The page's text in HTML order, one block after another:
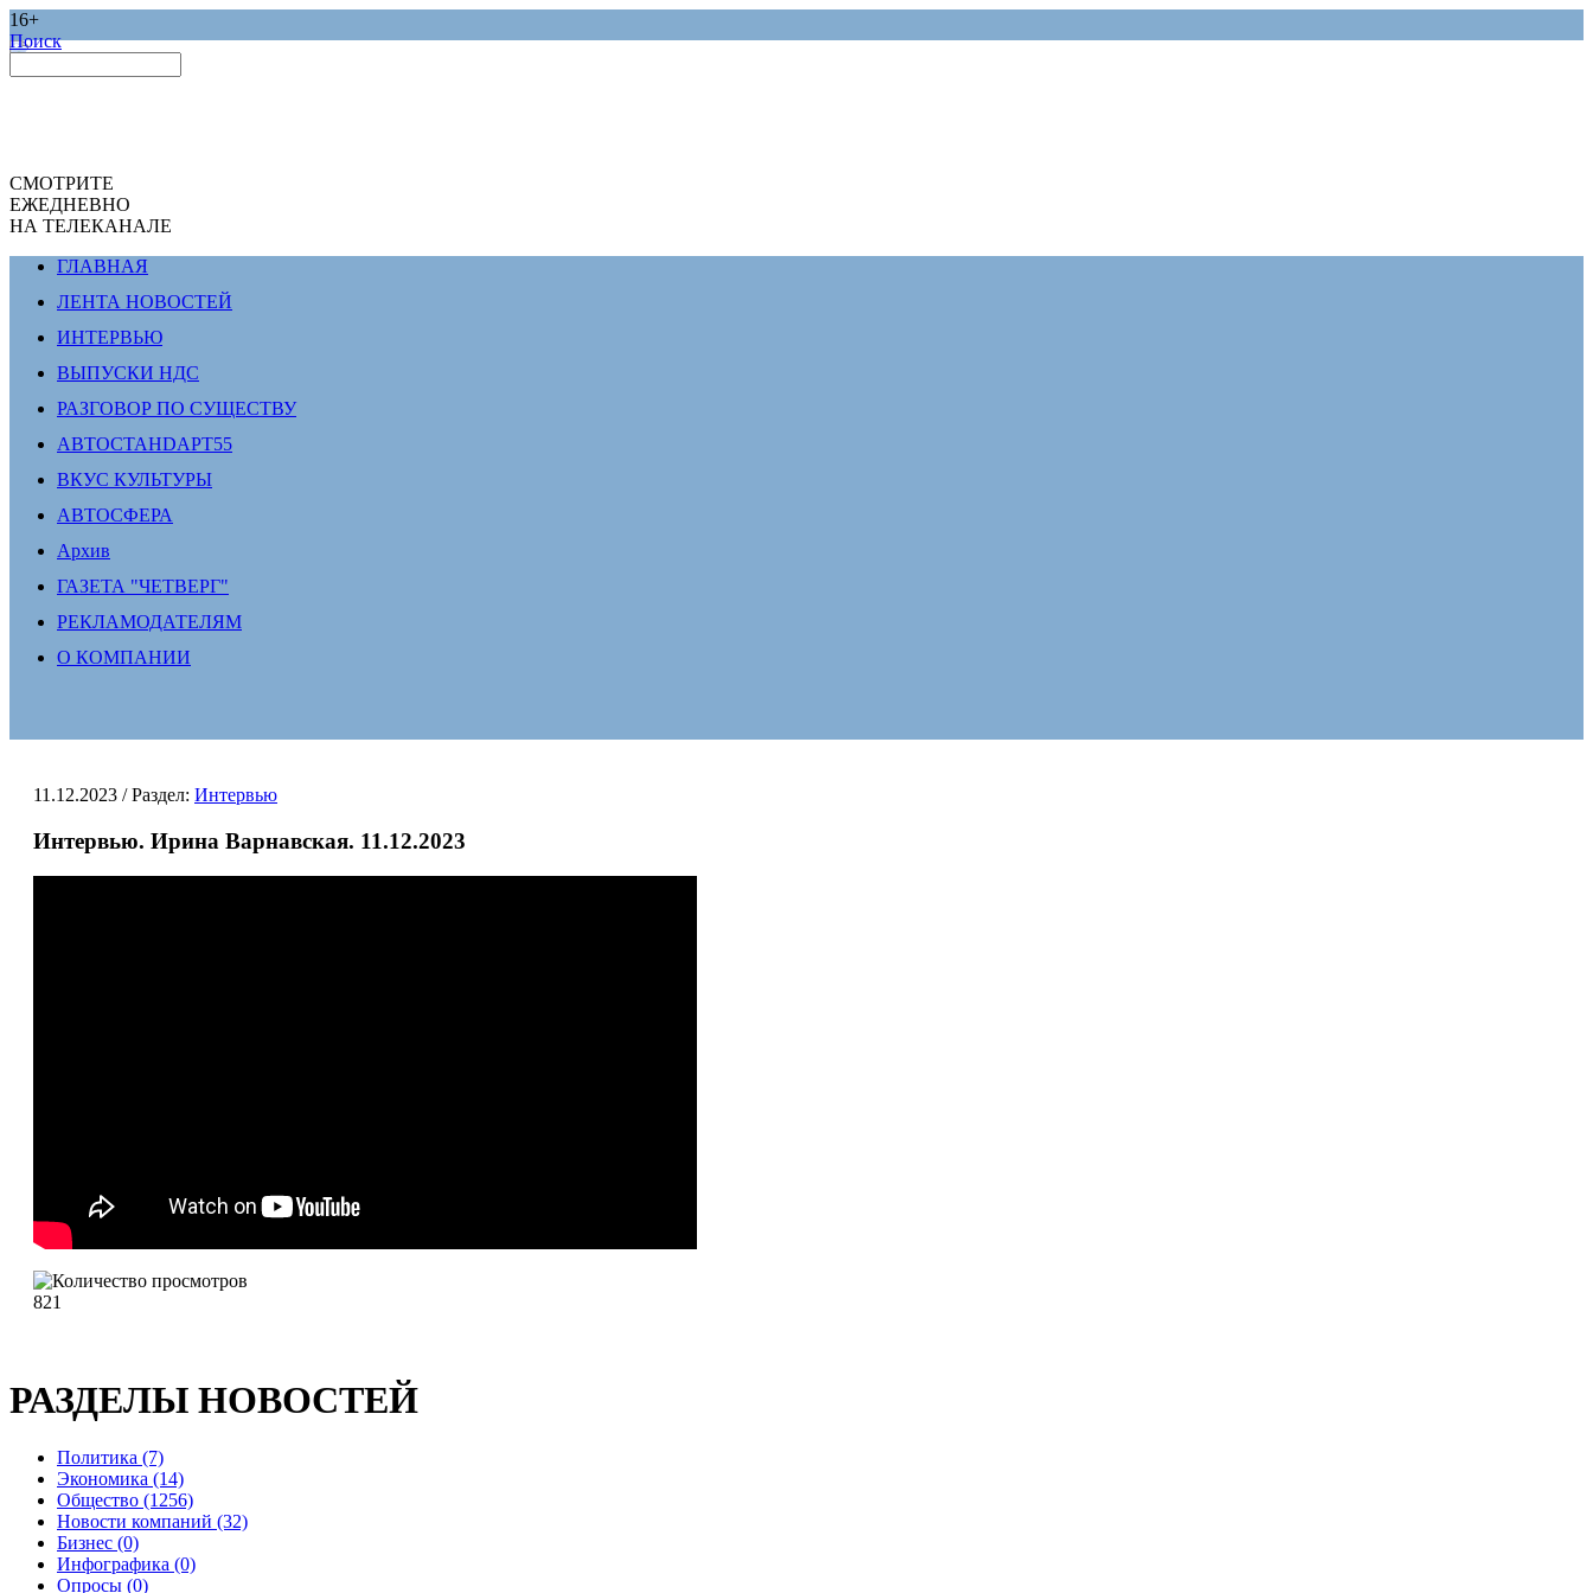
16+
Поиск
СМОТРИТЕ
ЕЖЕДНЕВНО
НА ТЕЛЕКАНАЛЕ
ГЛАВНАЯ
ЛЕНТА НОВОСТЕЙ
ИНТЕРВЬЮ
ВЫПУСКИ НДС
РАЗГОВОР ПО СУЩЕСТВУ
АВТОСТАНDАРТ55
ВКУС КУЛЬТУРЫ
АВТОСФЕРА
Архив
ГАЗЕТА "ЧЕТВЕРГ"
РЕКЛАМОДАТЕЛЯМ
О КОМПАНИИ
11.12.2023 / Раздел: Интервью
Интервью. Ирина Варнавская. 11.12.2023
821
РАЗДЕЛЫ НОВОСТЕЙ
Политика (7)
Экономика (14)
Общество (1256)
Новости компаний (32)
Бизнес (0)
Инфографика (0)
Опросы (0)